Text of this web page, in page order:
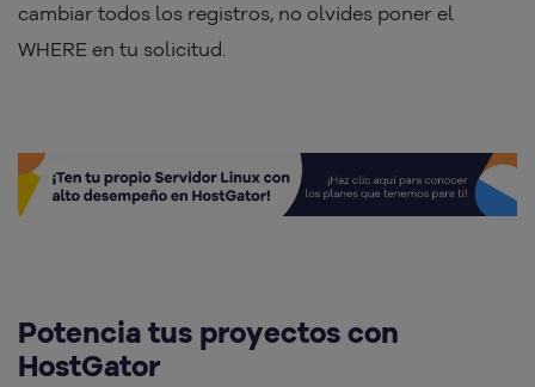
cambiar todos los registros, no olvides poner el
WHERE en tu solicitud.
Potencia tus proyectos con
HostGator